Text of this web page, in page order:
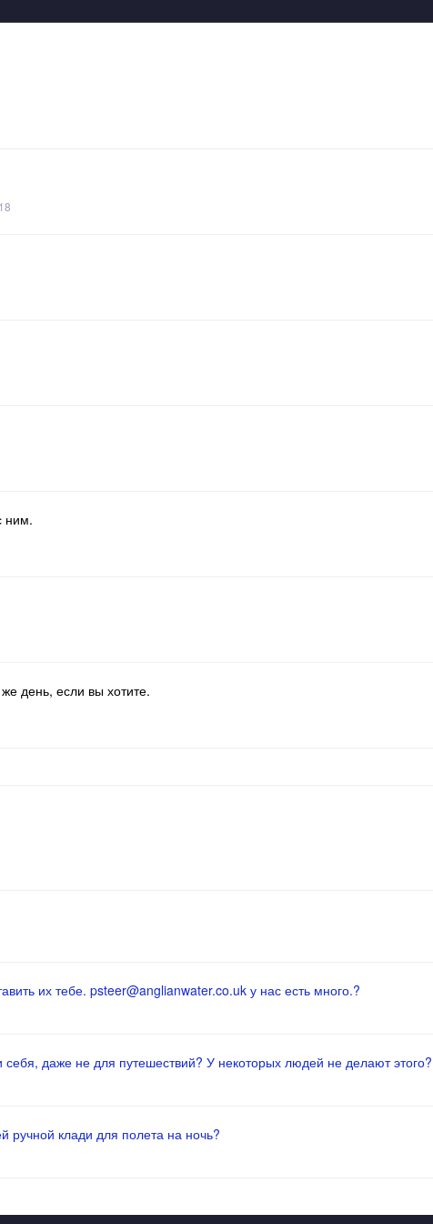
ним.
же день, если вы хотите.
их тебе. psteer@anglianwater.co.uk у нас есть много.?
даже не для путешествий? У некоторых людей не делают этого?
клади для полета на ночь?